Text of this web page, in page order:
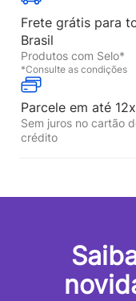
Frete grátis para
Brasil
Produtos com Selo*
*Consulte as condições
Parcele em até 12x
Sem juros no cartão
crédito